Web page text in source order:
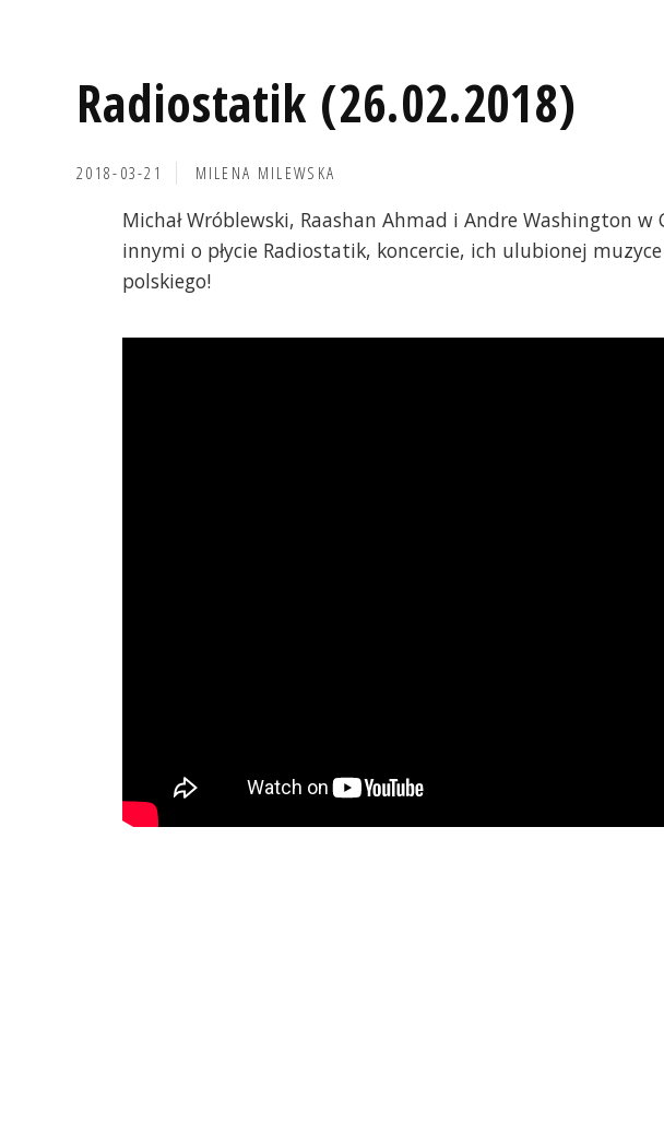
Radiostatik (26.02.2018)
2018-03-21 MILENA MILEWSKA
Michał Wróblewski, Raashan Ahmad i Andre Washington
innymi o płycie Radiostatik, koncercie, ich ulubionej
polskiego!